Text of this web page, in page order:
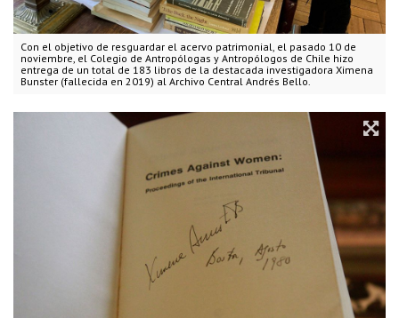
Con el objetivo de resguardar el acervo patrimonial, el pasado 10 de
noviembre, el Colegio de Antropólogas y Antropólogos de Chile hizo
entrega de un total de 183 libros de la destacada investigadora Ximena
Bunster (fallecida en 2019) al Archivo Central Andrés Bello.